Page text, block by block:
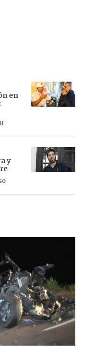
en
y